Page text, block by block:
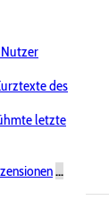
des
letzte
...